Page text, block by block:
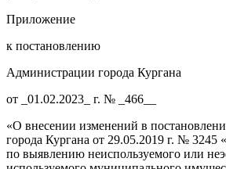
Приложение
к постановлению
Администрации города Кургана
от _01.02.2023_ г. № _466__
«О внесении изменений в
города Кургана от 29.05.2019 г. № 3245
по выявлению неиспользуемого или